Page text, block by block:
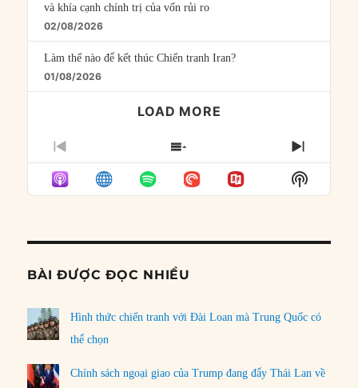
và khía cạnh chính trị của vốn rủi ro
02/08/2026
Làm thế nào để kết thúc Chiến tranh Iran?
01/08/2026
LOAD MORE
PREVIOUS
EPISODE
SHOW
EPISODES
LIST
NEXT
Show
Podcast
BÀI ĐƯỢC ĐỌC NHIỀU
Hình thức chiến tranh với Đài Loan mà Trung Quốc có
thể chọn
Chính sách ngoại giao của Trump đang đẩy Thái Lan về